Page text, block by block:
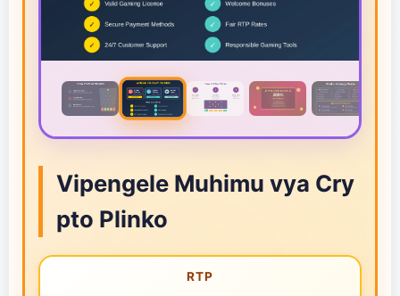
Vipengele Muhimu vya Cry
pto Plinko
RTP